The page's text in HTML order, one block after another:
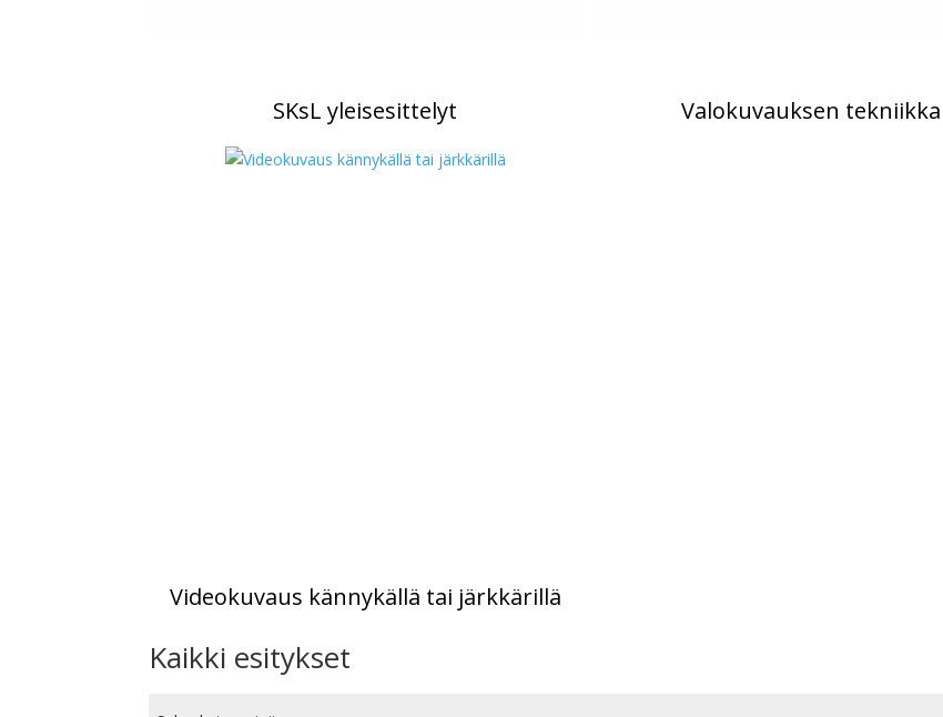
SKsL yleisesittelyt Valokuvauksen tekniikka
Videokuvaus kännykällä tai järkkärillä
Kaikki esitykset